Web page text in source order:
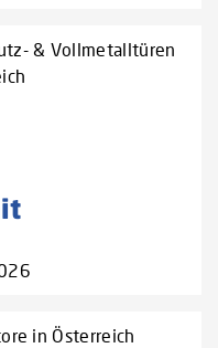
& Vollmetalltüren
in Österreich